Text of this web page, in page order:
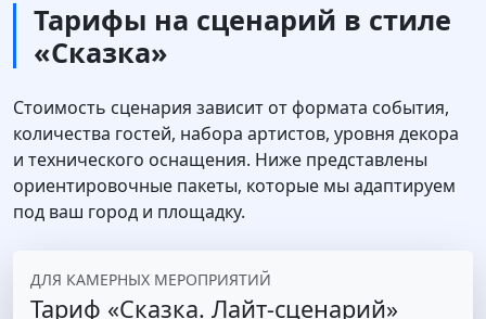
Тарифы на сценарий в стиле
«Сказка»
Стоимость сценария зависит от формата события,
количества гостей, набора артистов, уровня декора
и технического оснащения. Ниже представлены
ориентировочные пакеты, которые мы адаптируем
под ваш город и площадку.
ДЛЯ КАМЕРНЫХ МЕРОПРИЯТИЙ
Тариф «Сказка. Лайт‑сценарий»